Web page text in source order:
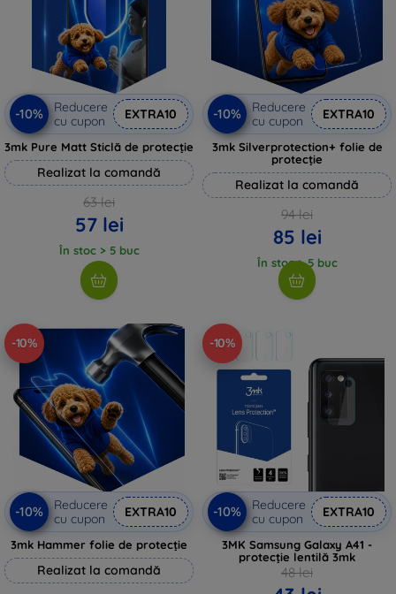
-10%
Reducere
cu cupon
EXTRA10
3mk Pure Matt Sticlă de protecție
Realizat la comandă
63 lei
57 lei
În stoc > 5 buc
-10%
Reducere
cu cupon
EXTRA10
3mk Silverprotection+ folie de
protecție
Realizat la comandă
94 lei
85 lei
În stoc > 5 buc
-10%
-10%
Reducere
cu cupon
EXTRA10
3mk Hammer folie de protecție
Realizat la comandă
-10%
-10%
Reducere
cu cupon
EXTRA10
3MK Samsung Galaxy A41 -
protecție lentilă 3mk
48 lei